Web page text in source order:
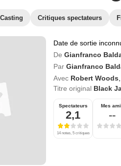
Casting Critiques spectateurs
Date de sortie
De Gianfranco
Par Gianfranco
Avec Robert Woods
Titre original Black
Spectateurs
2,1
14 notes, 5 critiques
Mes
--